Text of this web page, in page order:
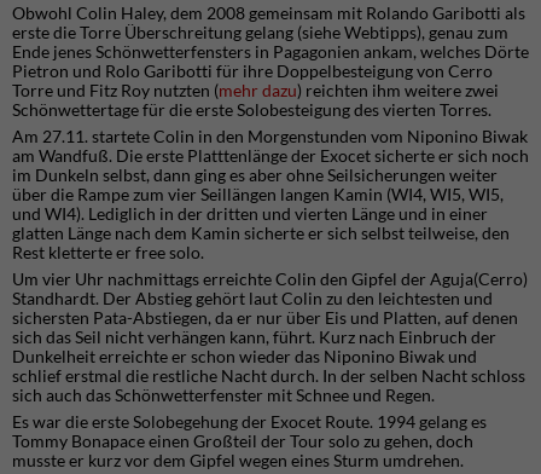
Obwohl Colin Haley, dem 2008 gemeinsam mit Rolando Garibotti als
erste die Torre Überschreitung gelang (siehe Webtipps), genau zum
Ende jenes Schönwetterfensters in Pagagonien ankam, welches Dörte
Pietron und Rolo Garibotti für ihre Doppelbesteigung von Cerro
Torre und Fitz Roy nutzten (mehr dazu) reichten ihm weitere zwei
Schönwettertage für die erste Solobesteigung des vierten Torres.
Am 27.11. startete Colin in den Morgenstunden vom Niponino Biwak
am Wandfuß. Die erste Platttenlänge der Exocet sicherte er sich noch
im Dunkeln selbst, dann ging es aber ohne Seilsicherungen weiter
über die Rampe zum vier Seillängen langen Kamin (WI4, WI5, WI5,
und WI4). Lediglich in der dritten und vierten Länge und in einer
glatten Länge nach dem Kamin sicherte er sich selbst teilweise, den
Rest kletterte er free solo.
Um vier Uhr nachmittags erreichte Colin den Gipfel der Aguja(Cerro)
Standhardt. Der Abstieg gehört laut Colin zu den leichtesten und
sichersten Pata-Abstiegen, da er nur über Eis und Platten, auf denen
sich das Seil nicht verhängen kann, führt. Kurz nach Einbruch der
Dunkelheit erreichte er schon wieder das Niponino Biwak und
schlief erstmal die restliche Nacht durch. In der selben Nacht schloss
sich auch das Schönwetterfenster mit Schnee und Regen.
Es war die erste Solobegehung der Exocet Route. 1994 gelang es
Tommy Bonapace einen Großteil der Tour solo zu gehen, doch
musste er kurz vor dem Gipfel wegen eines Sturm umdrehen.